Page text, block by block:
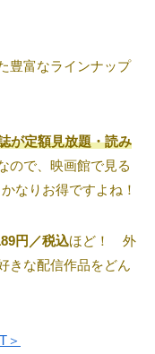
豊富なラインナップ
が定額見放題・読み
ので、映画館で見る
なりお得ですよね！
円／税込ほど！ 外
きな配信作品をどん
＞